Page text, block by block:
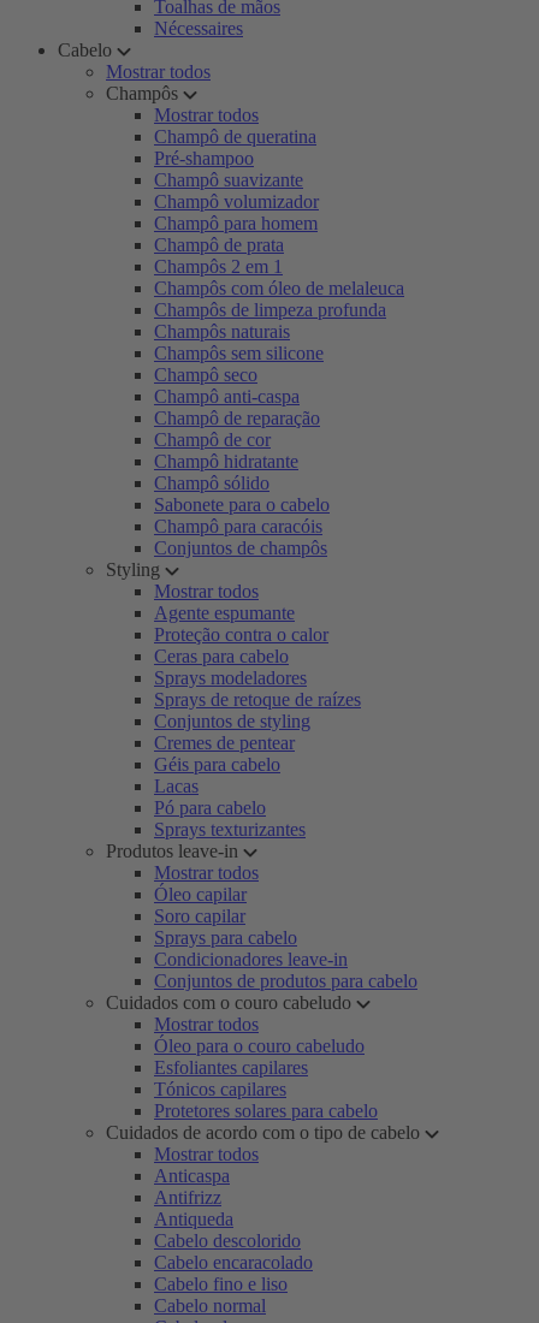
Toalhas de mãos
Nécessaires
Cabelo
Mostrar todos
Champôs
Mostrar todos
Champô de queratina
Pré-shampoo
Champô suavizante
Champô volumizador
Champô para homem
Champô de prata
Champôs 2 em 1
Champôs com óleo de melaleuca
Champôs de limpeza profunda
Champôs naturais
Champôs sem silicone
Champô seco
Champô anti-caspa
Champô de reparação
Champô de cor
Champô hidratante
Champô sólido
Sabonete para o cabelo
Champô para caracóis
Conjuntos de champôs
Styling
Mostrar todos
Agente espumante
Proteção contra o calor
Ceras para cabelo
Sprays modeladores
Sprays de retoque de raízes
Conjuntos de styling
Cremes de pentear
Géis para cabelo
Lacas
Pó para cabelo
Sprays texturizantes
Produtos leave-in
Mostrar todos
Óleo capilar
Soro capilar
Sprays para cabelo
Condicionadores leave-in
Conjuntos de produtos para cabelo
Cuidados com o couro cabeludo
Mostrar todos
Óleo para o couro cabeludo
Esfoliantes capilares
Tónicos capilares
Protetores solares para cabelo
Cuidados de acordo com o tipo de cabelo
Mostrar todos
Anticaspa
Antifrizz
Antiqueda
Cabelo descolorido
Cabelo encaracolado
Cabelo fino e liso
Cabelo normal